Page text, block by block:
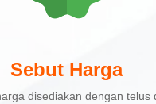
Sebut Harga
disediakan dengan telus